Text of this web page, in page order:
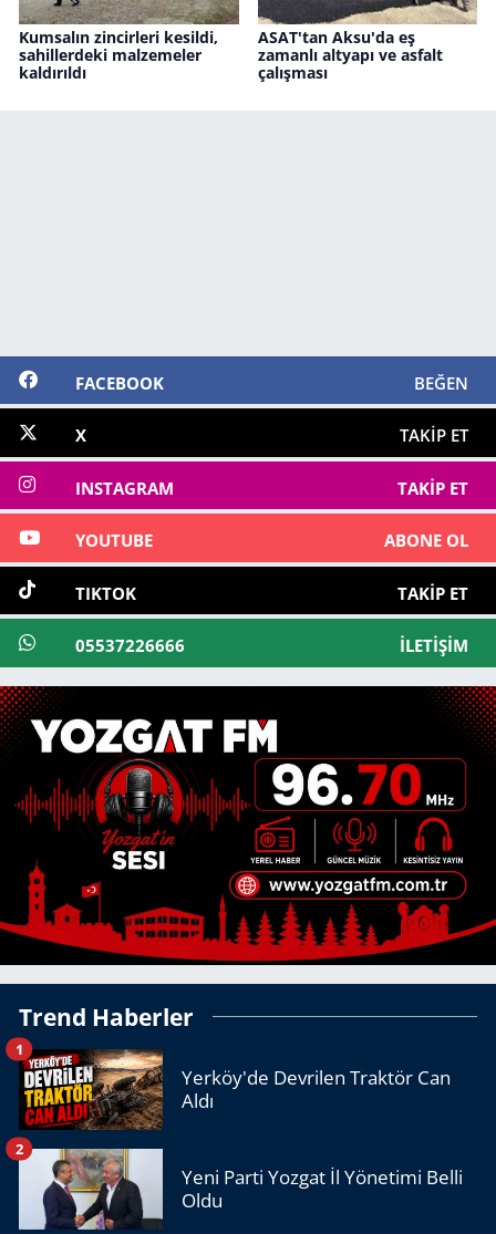
Kumsalın zincirleri kesildi,
sahillerdeki malzemeler
kaldırıldı
ASAT'tan Aksu'da eş
zamanlı altyapı ve asfalt
çalışması
FACEBOOK BEĞEN
X TAKIP ET
INSTAGRAM TAKIP ET
YOUTUBE ABONE OL
TIKTOK TAKIP ET
05537226666 İLETIŞIM
Trend Haberler
Yerköy'de Devrilen Traktör Can
Aldı
1
Yeni Parti Yozgat İl Yönetimi Belli
Oldu
2